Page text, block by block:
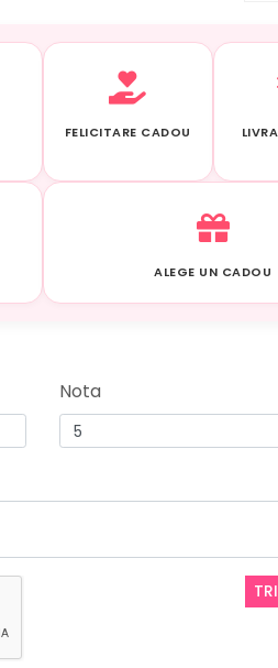
FELICITARE CADOU
ALEGE UN CADOU
Nota